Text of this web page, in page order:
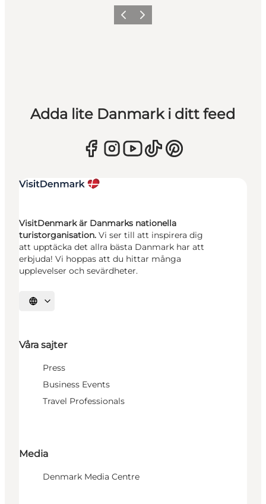
Föregående
Nästa
Adda lite Danmark i ditt feed
VisitDenmark är Danmarks nationella
turistorganisation. Vi ser till att inspirera dig
att upptäcka det allra bästa Danmark har att
erbjuda! Vi hoppas att du hittar många
upplevelser och sevärdheter.
Välj språk
Våra sajter
Press
Business Events
Travel Professionals
Media
Denmark Media Centre